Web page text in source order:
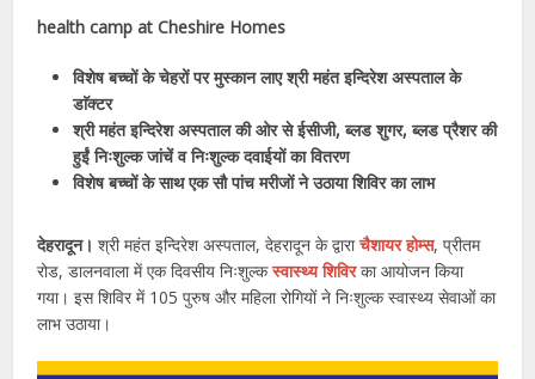
health camp at Cheshire Homes
विशेष बच्चों के चेहरों पर मुस्कान लाए श्री महंत इन्दिरेश अस्पताल के
डाॅक्टर
श्री महंत इन्दिरेश अस्पताल की ओर से ईसीजी, ब्लड शुगर, ब्लड प्रैशर की
हुईं निःशुल्क जांचें व निःशुल्क दवाईयों का वितरण
विशेष बच्चों के साथ एक सौ पांच मरीजों ने उठाया शिविर का लाभ
देहरादून। श्री महंत इन्दिरेश अस्पताल, देहरादून के द्वाराचैशायर होम्स, प्रीतम
रोड, डालनवाला में एक दिवसीय निःशुल्कस्वास्थ्य शिविरका आयोजन किया
गया। इस शिविर में 105 पुरुष और महिला रोगियों ने निःशुल्क स्वास्थ्य सेवाओं का
लाभ उठाया।